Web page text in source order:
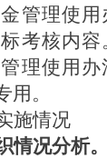
管理使
考核内
理使用
。
施情况
情况分析。